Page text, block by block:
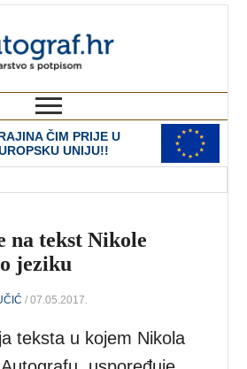
ČIM PRIJE U
UNIJU!!
na tekst Nikole
jeziku
/ 07.05.2017.
teksta u kojem Nikola